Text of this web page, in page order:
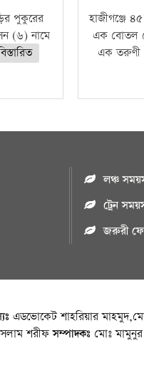
পুকুরের
(৬) নামে
হাজীগঞ্জে
এক বোতল
এক তরুণী
লঞ্চ
ট্রেন
জরুরী
এডভোকেট শাহরিয়ার
শরীফসম্পাদকঃ মোঃ